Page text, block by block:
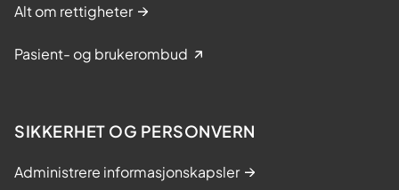
Alt om rettigheter
Pasient- og brukerombud
SIKKERHET OG PERSONVERN
Administrere informasjonskapsler